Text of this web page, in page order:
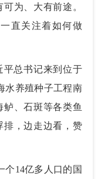
为、大有前途。
直关注着如何做
总书记来到位于
水养殖种子工程南
、石斑等各类鱼
排，边走边看，赞
14亿多人口的国